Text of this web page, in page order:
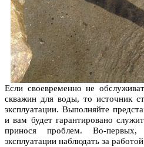
Если своевременно не
скважин для воды, то источник
эксплуатации. Выполняйте
и вам будет гарантировано
принося проблем. Во-
эксплуатации наблюдать за